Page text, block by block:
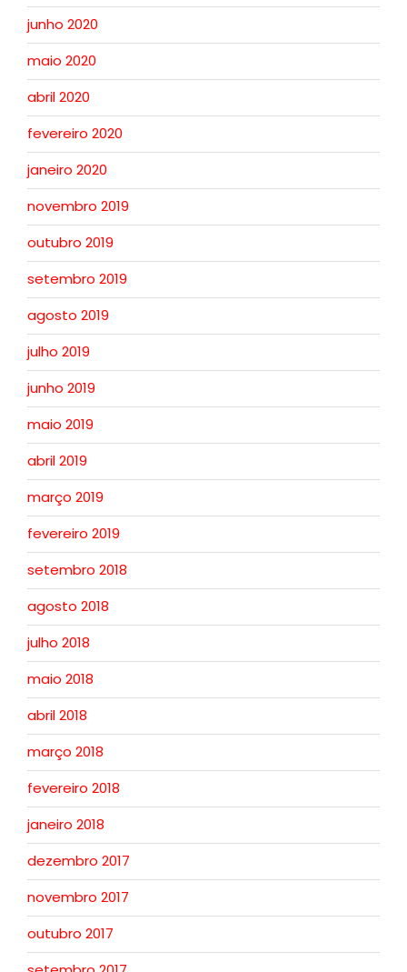
junho 2020
maio 2020
abril 2020
fevereiro 2020
janeiro 2020
novembro 2019
outubro 2019
setembro 2019
agosto 2019
julho 2019
junho 2019
maio 2019
abril 2019
março 2019
fevereiro 2019
setembro 2018
agosto 2018
julho 2018
maio 2018
abril 2018
março 2018
fevereiro 2018
janeiro 2018
dezembro 2017
novembro 2017
outubro 2017